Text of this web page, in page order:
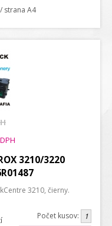
strana A4
Počet kusov:
3210/3220
3210, čierny.